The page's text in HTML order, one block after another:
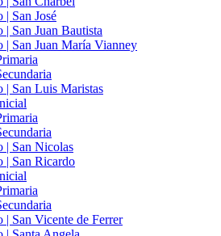
| San José
| San Juan Bautista
| San Juan María Vianney
| San Luis Maristas
| San Nicolas
| San Ricardo
| San Vicente de Ferrer